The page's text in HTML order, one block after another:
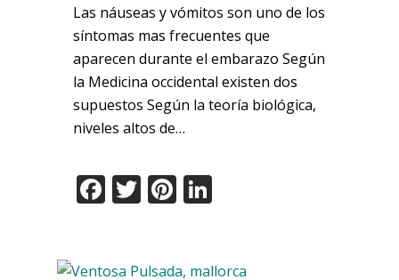
Las náuseas y vómitos son uno de los
síntomas mas frecuentes que
aparecen durante el embarazo Según
la Medicina occidental existen dos
supuestos Según la teoría biológica,
niveles altos de…
Facebook
TwitterPinterest